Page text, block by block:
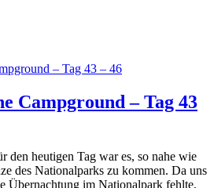
Campground – Tag 43
den heutigen Tag war es, so nahe wie
des Nationalparks zu kommen. Da uns
Übernachtung im Nationalpark fehlte,